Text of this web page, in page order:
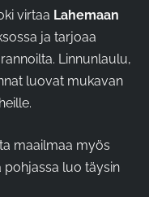
virtaa Lahemaan
ja tarjoaa
Linnunlaulu,
luovat mukavan
maailmaa myös
pohjassa luo täysin